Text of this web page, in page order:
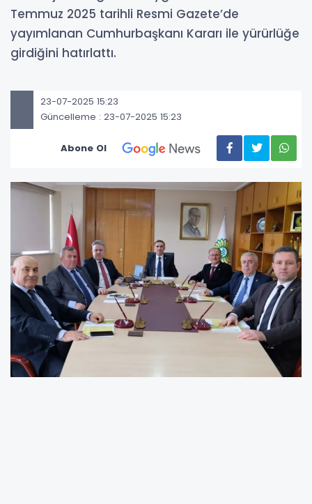
Temmuz 2025 tarihli Resmi Gazete’de
yayımlanan Cumhurbaşkanı Kararı ile yürürlüğe
girdiğini hatırlattı.
23-07-2025 15:23
Güncelleme : 23-07-2025 15:23
Abone Ol